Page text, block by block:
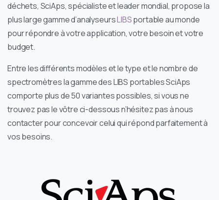
déchets, SciAps, spécialiste et leader mondial, propose la
plus large gamme d’analyseursLIBSportable au monde
pour répondre à votre application, votre besoin et votre
budget.
Entre les différents modèles et le type et le nombre de
spectromètres la gamme des LIBS portables SciAps
comporte plus de 50 variantes possibles, si vous ne
trouvez pas le vôtre ci-dessous n’hésitez pas à nous
contacter pour concevoir celui qui répond parfaitement à
vos besoins.